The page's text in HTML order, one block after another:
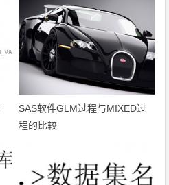
SAS软件GLM过程与MIXED过
程的比较